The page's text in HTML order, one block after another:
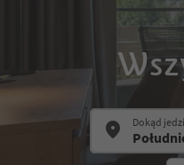
Dokąd